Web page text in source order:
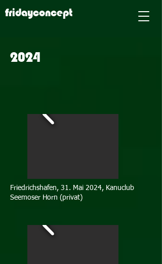
fridayconcept
2024
Friedrichshafen, 31. Mai 2024, Kanuclub
Seemoser Horn (privat)